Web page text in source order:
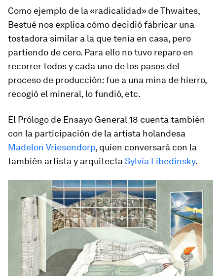
Como ejemplo de la «radicalidad» de Thwaites,
Bestué nos explica cómo decidió fabricar una
tostadora similar a la que tenía en casa, pero
partiendo de cero. Para ello no tuvo reparo en
recorrer todos y cada uno de los pasos del
proceso de producción: fue a una mina de hierro,
recogió el mineral, lo fundió, etc.
El Prólogo de Ensayo General 18 cuenta también
con la participación de la artista holandesa
Madelon Vriesendorp, quien conversará con la
también artista y arquitecta Sylvia Libedinsky.